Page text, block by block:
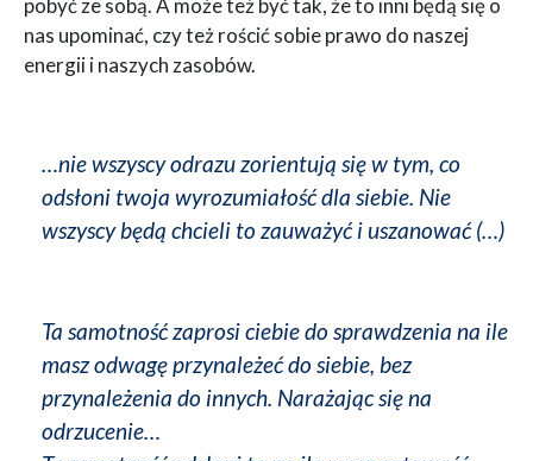
nas upominać, czy też rościć sobie prawo do naszej
energii i naszych zasobów.
…nie wszyscy odrazu zorientują się w tym, co
odsłoni twoja wyrozumiałość dla siebie. Nie
wszyscy będą chcieli to zauważyć i uszanować (…)
Ta samotność zaprosi ciebie do sprawdzenia na ile
masz odwagę przynależeć do siebie, bez
przynależenia do innych. Narażając się na
odrzucenie…